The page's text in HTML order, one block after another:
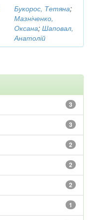
Букорос, Тетяна;
Мазніченко,
Оксана; Шаповал,
Анатолій
3
3
2
2
2
1